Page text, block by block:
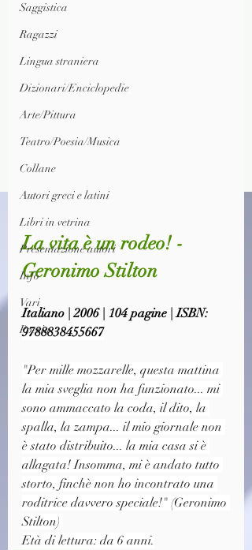
Saggistica
Ragazzi
Lingua straniera
Dizionari/Enciclopedie
Arte/Pittura
Teatro/Poesia/Musica
Collane
Autori greci e latini
Libri in vetrina
Presentazione autori
Info
Vari
Poesia
La vita è un rodeo! -
Geronimo Stilton
Italiano | 2006 | 104 pagine | ISBN:
9788838455667
"Per mille mozzarelle, questa mattina
la mia sveglia non ha funzionato... mi
sono ammaccato la coda, il dito, la
spalla, la zampa... il mio giornale non
è stato distribuito... la mia casa si è
allagata! Insomma, mi è andato tutto
storto, finchè non ho incontrato una
roditrice davvero speciale!" (Geronimo
Stilton)
Età di lettura: da 6 anni.